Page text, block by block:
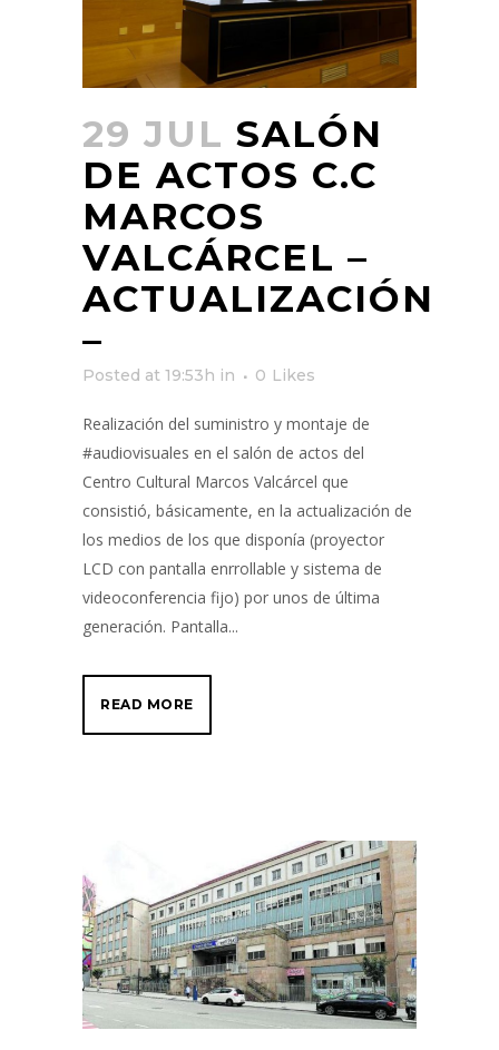
29 JUL SALÓN
DE ACTOS C.C
MARCOS
VALCÁRCEL –
ACTUALIZACIÓN
–
Posted at 19:53h in 0 Likes
Realización del suministro y montaje de
#audiovisuales en el salón de actos del
Centro Cultural Marcos Valcárcel que
consistió, básicamente, en la actualización de
los medios de los que disponía (proyector
LCD con pantalla enrrollable y sistema de
videoconferencia fijo) por unos de última
generación. Pantalla...
READ MORE